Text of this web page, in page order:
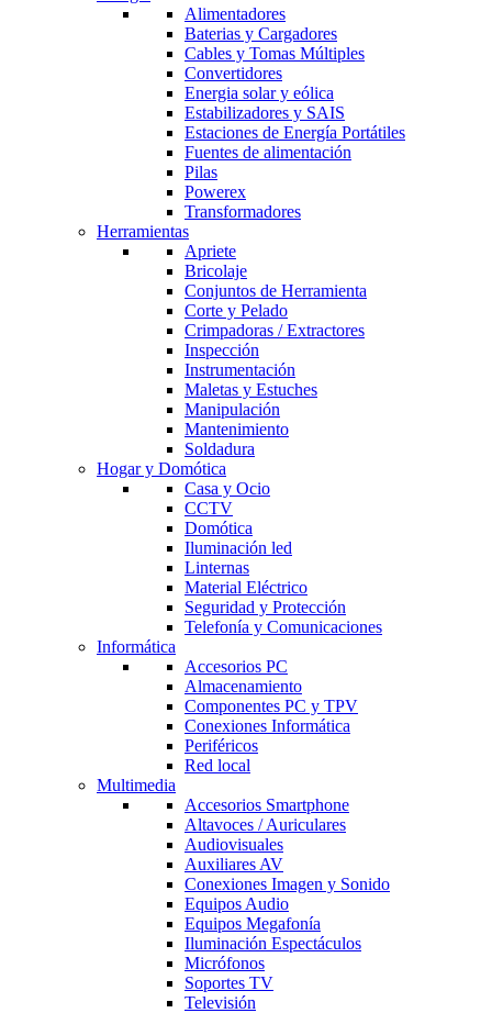
Alimentadores
Baterias y Cargadores
Cables y Tomas Múltiples
Convertidores
Energia solar y eólica
Estabilizadores y SAIS
Estaciones de Energía Portátiles
Fuentes de alimentación
Pilas
Powerex
Transformadores
Herramientas
Apriete
Bricolaje
Conjuntos de Herramienta
Corte y Pelado
Crimpadoras / Extractores
Inspección
Instrumentación
Maletas y Estuches
Manipulación
Mantenimiento
Soldadura
Hogar y Domótica
Casa y Ocio
CCTV
Domótica
Iluminación led
Linternas
Material Eléctrico
Seguridad y Protección
Telefonía y Comunicaciones
Informática
Accesorios PC
Almacenamiento
Componentes PC y TPV
Conexiones Informática
Periféricos
Red local
Multimedia
Accesorios Smartphone
Altavoces / Auriculares
Audiovisuales
Auxiliares AV
Conexiones Imagen y Sonido
Equipos Audio
Equipos Megafonía
Iluminación Espectáculos
Micrófonos
Soportes TV
Televisión